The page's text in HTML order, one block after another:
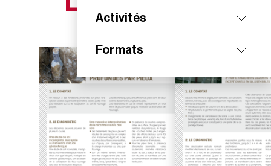
Activités
Formats
NOS NOUVEAUTÉS